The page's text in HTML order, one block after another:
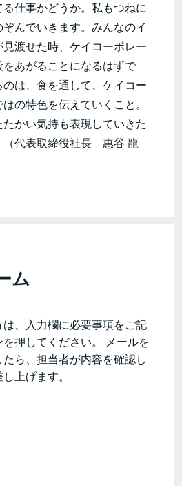
仕事かどうか。私もつねに
んでいきます。みんなのイ
渡せた時、ケイコーポレー
あがることになるはずで
は、食を通して、ケイコー
の特色を伝えていくこと。
かい気持も表現していきた
（代表取締役社長 惠谷 龍
ム
、入力欄に必要事項をご記
押してください。 メールを
ら、担当者が内容を確認し
上げます。